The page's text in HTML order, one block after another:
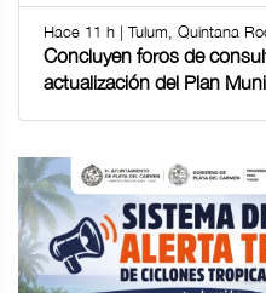
Hace 11 h | Tulum, Quintana
Concluyen foros de
actualización del Plan